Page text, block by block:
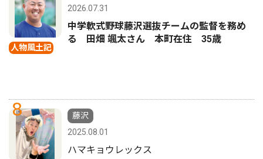
人物風土記
2026.07.31
中学軟式野球藤沢選抜チームの監督を務め
る 田畑 颯太さん 本町在住 35歳
8
藤沢
2025.08.01
ハマキョウレックス